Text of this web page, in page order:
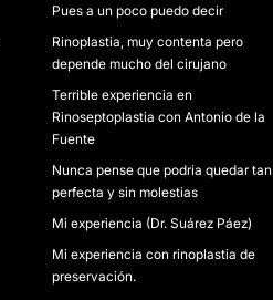
Pues a un poco puedo decir
Rinoplastia, muy contenta pero
depende mucho del cirujano
Terrible experiencia en
Rinoseptoplastia con Antonio de la
Fuente
Nunca pense que podria quedar tan
perfecta y sin molestias
Mi experiencia (Dr. Suárez Páez)
Mi experiencia con rinoplastia de
preservación.